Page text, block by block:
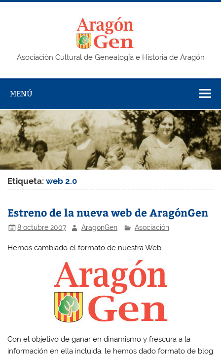
Saltar
Asociación Cultural de Genealogía e Historia de Aragón
MENÚ
Etiqueta:web 2.0
Estreno de la nueva web de AragónGen
8 octubre 2007 AragonGen Asociación
Hemos cambiado el formato de nuestra Web.
Con el objetivo de ganar en dinamismo y frescura a la
información en ella incluida, le hemos dado formato de blog